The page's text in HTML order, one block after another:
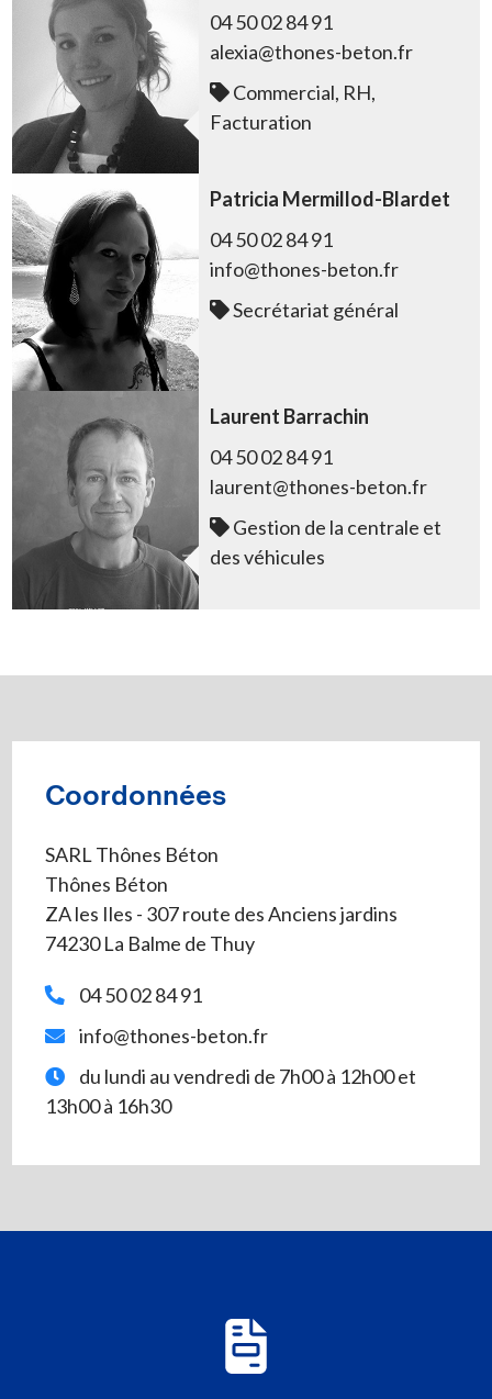
04 50 02 84 91
alexia@thones-beton.fr
Commercial, RH,
Facturation
Patricia Mermillod-Blardet
04 50 02 84 91
info@thones-beton.fr
Secrétariat général
Laurent Barrachin
04 50 02 84 91
laurent@thones-beton.fr
Gestion de la centrale et
des véhicules
Coordonnées
SARL Thônes Béton
Thônes Béton
ZA les Iles - 307 route des Anciens jardins
74230 La Balme de Thuy
04 50 02 84 91
info@thones-beton.fr
du lundi au vendredi de 7h00 à 12h00 et
13h00 à 16h30